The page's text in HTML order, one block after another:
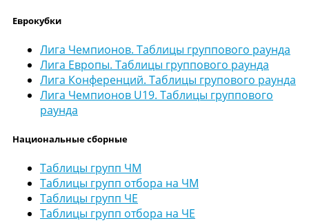
Еврокубки
Лига Чемпионов. Таблицы группового раунда
Лига Европы. Таблицы группового раунда
Лига Конференций. Таблицы групового раунда
Лига Чемпионов U19. Таблицы группового
раунда
Национальные сборные
Таблицы групп ЧМ
Таблицы групп отбора на ЧМ
Таблицы групп ЧЕ
Таблицы групп отбора на ЧЕ